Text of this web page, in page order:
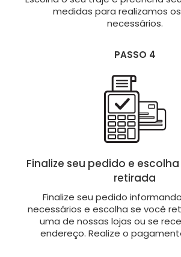
medidas para realizamos
necessários.
PASSO 4
Finalize seu pedido e
retirada
Finalize seu pedido
necessários e escolha se você
uma de nossas lojas ou se
endereço. Realize o